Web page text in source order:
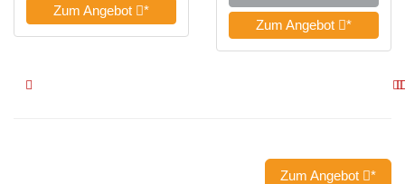
Zum Angebot *
Zum Angebot *
Zum Angebot *